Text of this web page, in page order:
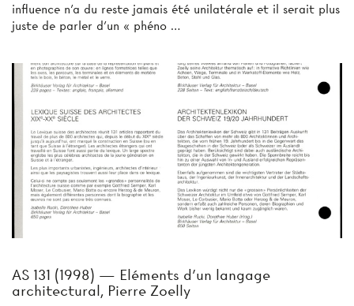
influence n'a du reste jamais été unilatérale et il serait plus
juste de parler d'un « phéno­ …
AS 131 (1998) — Eléments d'un langage
architectural, Pierre Zoelly